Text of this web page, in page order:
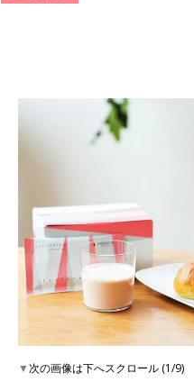
▼次の画像は下へスクロール (1/9)